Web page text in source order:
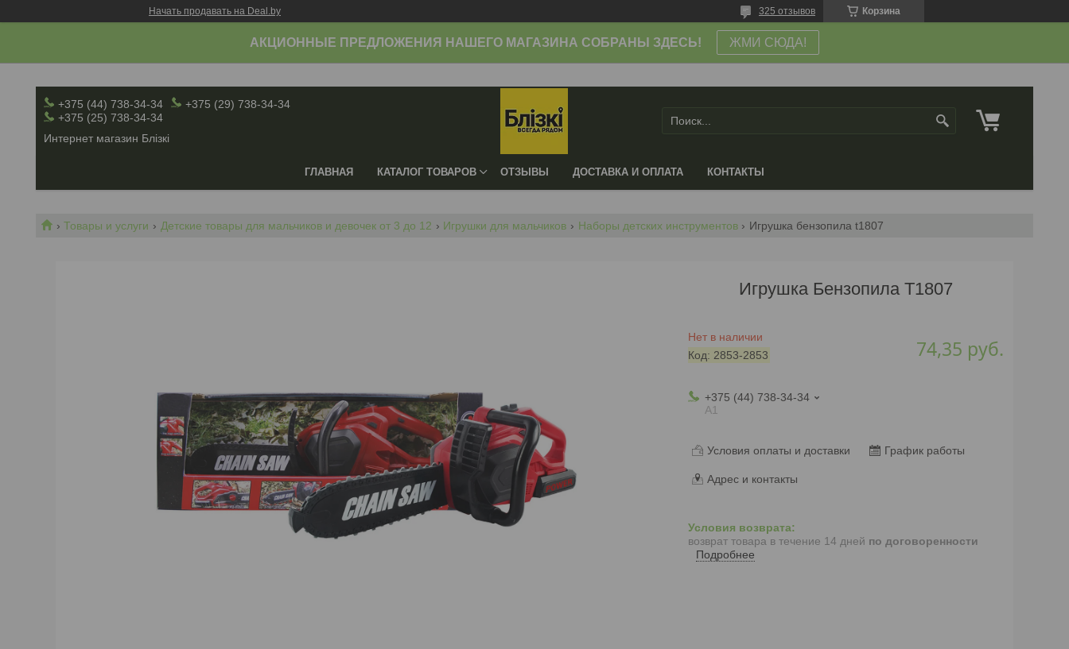
Начать продавать на Deal.by Корзина
325 отзывов
АКЦИОННЫЕ ПРЕДЛОЖЕНИЯ НАШЕГО МАГАЗИНА СОБРАНЫ ЗДЕСЬ! ЖМИ СЮДА!
+375 (44) 738-34-34
+375 (29) 738-34-34
+375 (25) 738-34-34
Интернет магазин Блiзкi
ГЛАВНАЯ КАТАЛОГ ТОВАРОВ ОТЗЫВЫ ДОСТАВКА И ОПЛАТА КОНТАКТЫ
Товары и услуги Детские товары для мальчиков и девочек от 3 до 12 Игрушки для мальчиков Наборы детских инструментов Игрушка бензопила t1807
Игрушка Бензопила T1807
Нет в наличии
Код: 2853-2853 74,35 руб.
+375 (44) 738-34-34
А1
Условия оплаты и доставки График работы
Адрес и контакты
возврат товара в течение 14 дней по договоренности
Подробнее